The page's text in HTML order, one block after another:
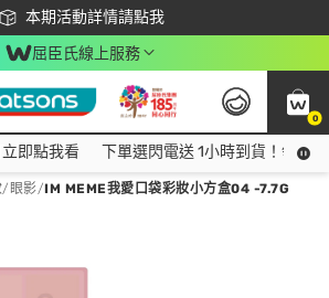
本期活動詳情請點我
下載app最高回饋$350
屈臣氏線上服務
0
點我看
即點我看 下單選閃電送 1小時到貨！領神
/ 眼影/IM MEME我愛口袋彩妝小方盒04 -7.7G